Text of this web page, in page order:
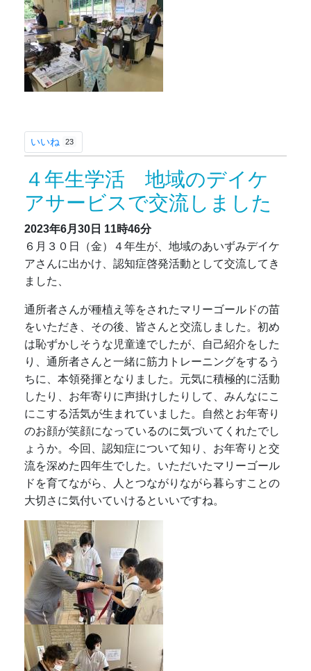
いいね 23
４年生学活 地域のデイケ
アサービスで交流しました
2023年6月30日 11時46分
６月３０日（金）４年生が、地域のあいずみデイケ
アさんに出かけ、認知症啓発活動として交流してき
ました、
通所者さんが種植え等をされたマリーゴールドの苗
をいただき、その後、皆さんと交流しました。初め
は恥ずかしそうな児童達でしたが、自己紹介をした
り、通所者さんと一緒に筋力トレーニングをするう
ちに、本領発揮となりました。元気に積極的に活動
したり、お年寄りに声掛けしたりして、みんなにこ
にこする活気が生まれていました。自然とお年寄り
のお顔が笑顔になっているのに気づいてくれたでし
ょうか。今回、認知症について知り、お年寄りと交
流を深めた四年生でした。いただいたマリーゴール
ドを育てながら、人とつながりながら暮らすことの
大切さに気付いていけるといいですね。